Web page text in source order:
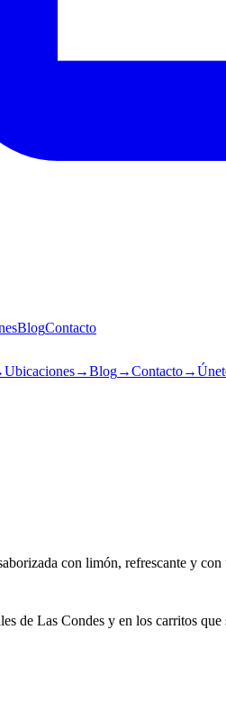
BlogContacto
Ubicaciones→Blog→Contacto→
con limón, refrescante y
de Las Condes y en los carritos